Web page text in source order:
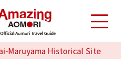
Maruyama Historical Site